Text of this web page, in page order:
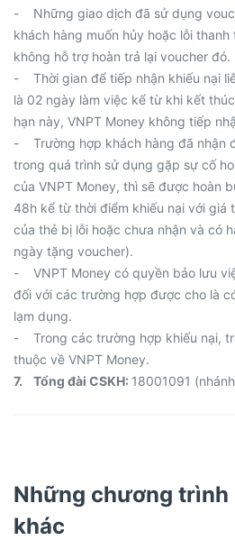
- Những giao dịch đã sử dụng
khách hàng muốn hủy hoặc lỗi thanh
không hỗ trợ hoàn trả lại voucher đó.
- Thời gian để tiếp nhận khiếu nại
là 02 ngày làm việc kể từ khi kết
hạn này, VNPT Money không tiếp
- Trường hợp khách hàng đã nhận
trong quá trình sử dụng gặp sự cố
của VNPT Money, thì sẽ được hoàn
48h kể từ thời điểm khiếu nại với giá
của thẻ bị lỗi hoặc chưa nhận và có
ngày tặng voucher).
- VNPT Money có quyền bảo lưu
đối với các trường hợp được cho là
lạm dụng.
- Trong các trường hợp khiếu nại,
thuộc về VNPT Money.
7. Tổng đài CSKH: 18001091
Những chương trình
khác